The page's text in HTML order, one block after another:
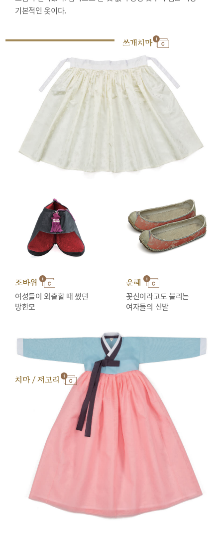
기본적인 옷이다.
쓰개치마
조바위
여성들이 외출할 때 썼던
방한모
운혜
꽃신이라고도 불리는
여자들의 신발
치마 / 저고리